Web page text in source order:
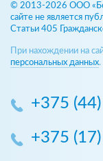
© 2013-2026 ООО
сайте не является
Статьи 405
При нахождении на
персональных данных.
+375
+375